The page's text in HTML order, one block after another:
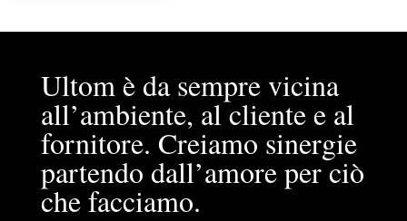
Ultom è da sempre vicina
all’ambiente, al cliente e al
fornitore. Creiamo sinergie
partendo dall’amore per ciò
che facciamo.